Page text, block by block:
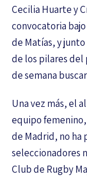
Cecilia Huarte y
convocatoria
de Matías, y
de los pilares del
de semana
Una vez más, el
equipo
de Madrid, no ha
seleccionadores
Club de Rugby